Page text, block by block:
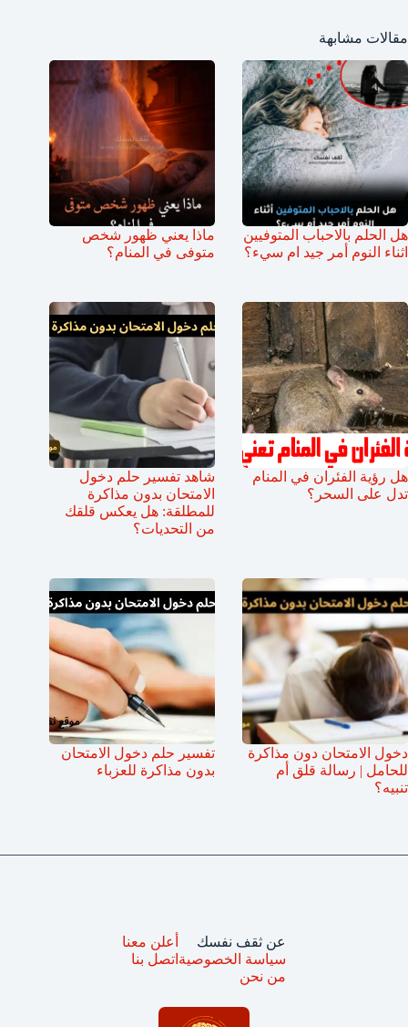
مقالات مشابهة
هل الحلم بالاحباب المتوفيين
اثناء النوم أمر جيد ام سيء؟
ماذا يعني ظهور شخص
متوفى في المنام؟
هل رؤية الفئران في المنام
تدل على السحر؟
شاهد تفسير حلم دخول
الامتحان بدون مذاكرة
للمطلقة: هل يعكس قلقك
من التحديات؟
دخول الامتحان دون مذاكرة
للحامل | رسالة قلق أم
تنبيه؟
تفسير حلم دخول الامتحان
بدون مذاكرة للعزباء
عن ثقف نفسك
سياسة الخصوصية
من نحن
أعلن معنا
اتصل بنا